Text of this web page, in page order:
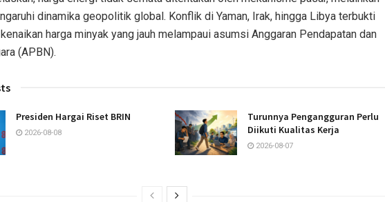
dinamika geopolitik global. Konflik di Yaman, Irak, hingga Libya terbukti
harga minyak yang jauh melampaui asumsi Anggaran Pendapatan dan
(APBN).
Presiden Hargai Riset BRIN
2026-08-08
Turunnya Pengangguran Perlu
Diikuti Kualitas Kerja
2026-08-07